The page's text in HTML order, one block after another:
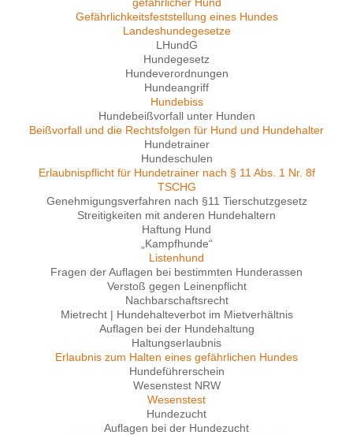
Gefährlichkeitsfeststellung eines Hundes
Landeshundegesetze
LHundG
Hundegesetz
Hundeverordnungen
Hundeangriff
Hundebiss
Hundebeißvorfall unter Hunden
Beißvorfall und die Rechtsfolgen für Hund und Hundehalter
Hundetrainer
Hundeschulen
Erlaubnispflicht für Hundetrainer nach § 11 Abs. 1 Nr. 8f
TSCHG
Genehmigungsverfahren nach §11 Tierschutzgesetz
Streitigkeiten mit anderen Hundehaltern
Haftung Hund
„Kampfhunde“
Listenhund
Fragen der Auflagen bei bestimmten Hunderassen
Verstoß gegen Leinenpflicht
Nachbarschaftsrecht
Mietrecht | Hundehalteverbot im Mietverhältnis
Auflagen bei der Hundehaltung
Haltungserlaubnis
Erlaubnis zum Halten eines gefährlichen Hundes
Hundeführerschein
Wesenstest NRW
Wesenstest
Hundezucht
Auflagen bei der Hundezucht